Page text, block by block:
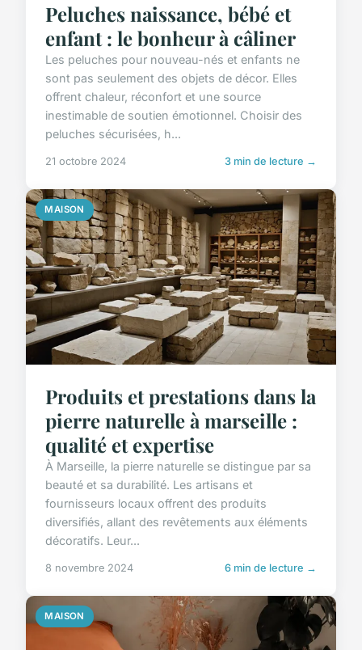
Peluches naissance, bébé et
enfant : le bonheur à câliner
Les peluches pour nouveau-nés et enfants ne
sont pas seulement des objets de décor. Elles
offrent chaleur, réconfort et une source
inestimable de soutien émotionnel. Choisir des
peluches sécurisées, h...
21 octobre 2024 3 min de lecture →
MAISON
Produits et prestations dans la
pierre naturelle à marseille :
qualité et expertise
À Marseille, la pierre naturelle se distingue par sa
beauté et sa durabilité. Les artisans et
fournisseurs locaux offrent des produits
diversifiés, allant des revêtements aux éléments
décoratifs. Leur...
8 novembre 2024 6 min de lecture →
MAISON